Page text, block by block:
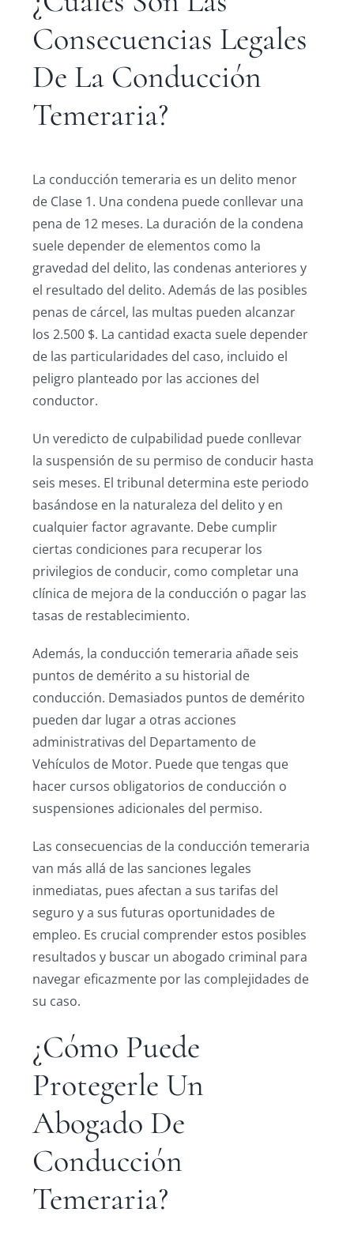
Consecuencias Legales
De La Conducción
Temeraria?
La conducción temeraria es un delito menor
de Clase 1. Una condena puede conllevar una
pena de 12 meses. La duración de la condena
suele depender de elementos como la
gravedad del delito, las condenas anteriores y
el resultado del delito. Además de las posibles
penas de cárcel, las multas pueden alcanzar
los 2.500 $. La cantidad exacta suele depender
de las particularidades del caso, incluido el
peligro planteado por las acciones del
conductor.
Un veredicto de culpabilidad puede conllevar
la suspensión de su permiso de conducir hasta
seis meses. El tribunal determina este periodo
basándose en la naturaleza del delito y en
cualquier factor agravante. Debe cumplir
ciertas condiciones para recuperar los
privilegios de conducir, como completar una
clínica de mejora de la conducción o pagar las
tasas de restablecimiento.
Además, la conducción temeraria añade seis
puntos de demérito a su historial de
conducción. Demasiados puntos de demérito
pueden dar lugar a otras acciones
administrativas del Departamento de
Vehículos de Motor. Puede que tengas que
hacer cursos obligatorios de conducción o
suspensiones adicionales del permiso.
Las consecuencias de la conducción temeraria
van más allá de las sanciones legales
inmediatas, pues afectan a sus tarifas del
seguro y a sus futuras oportunidades de
empleo. Es crucial comprender estos posibles
resultados y buscar un abogado criminal para
navegar eficazmente por las complejidades de
su caso.
¿Cómo Puede
Protegerle Un
Abogado De
Conducción
Temeraria?